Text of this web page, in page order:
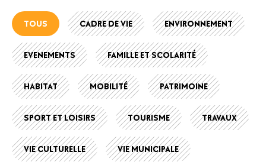
TOUS CADRE DE VIE ENVIRONNEMENT
EVENEMENTS FAMILLE ET SCOLARITÉ
HABITAT MOBILITÉ PATRIMOINE
SPORT ET LOISIRS TOURISME TRAVAUX
VIE CULTURELLE VIE MUNICIPALE